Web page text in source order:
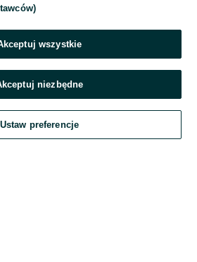
Zaloguj się
jednego z dostawców wskazanych powyżej,
OLX.pl w jego aktualnym brzmieniu.
wszystkie
niezbędne
Ustaw preferencje